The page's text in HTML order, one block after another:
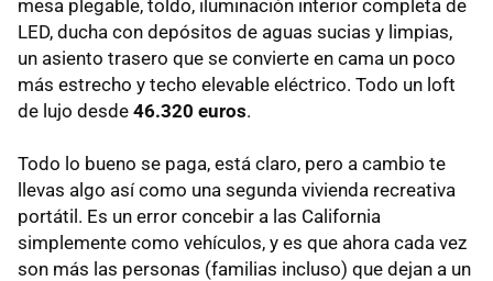
mesa plegable, toldo, iluminación interior completa de
LED, ducha con depósitos de aguas sucias y limpias,
un asiento trasero que se convierte en cama un poco
más estrecho y techo elevable eléctrico. Todo un loft
de lujo desde 46.320 euros.
Todo lo bueno se paga, está claro, pero a cambio te
llevas algo así como una segunda vivienda recreativa
portátil. Es un error concebir a las California
simplemente como vehículos, y es que ahora cada vez
son más las personas (familias incluso) que dejan a un